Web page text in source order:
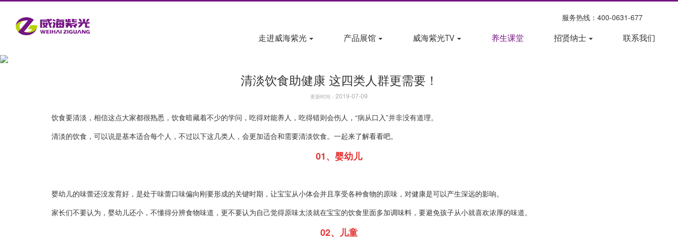
服务热线：400-0631-677
走进威海紫光 产品展馆 威海紫光TV 养生课堂 招贤纳士 联系我们
清淡饮食助健康 这四类人群更需要！
更新时间： 2019-07-09
饮食要清淡，相信这点大家都很熟悉，饮食暗藏着不少的学问，吃得对能养人，吃得错则会伤人，“病从口入”并非没有道理。
清淡的饮食，可以说是基本适合每个人，不过以下这几类人，会更加适合和需要清淡饮食。一起来了解看看吧。
01、 婴幼儿
婴幼儿的味蕾还没发育好，是处于味蕾口味偏向刚要形成的关键时期，让宝宝从小体会并且享受各种食物的原味，对健康是可以产生深远的影响。
家长们不要认为，婴幼儿还小，不懂得分辨食物味道，更不要认为自己觉得原味太淡就在宝宝的饮食里面多加调味料，要避免孩子从小就喜欢浓厚的味道。
02、 儿童